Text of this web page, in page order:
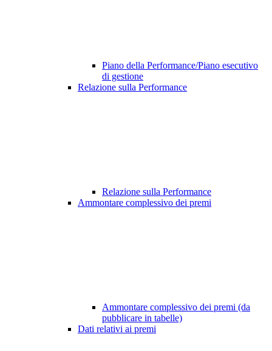
Piano della Performance/Piano esecutivo
di gestione
Relazione sulla Performance
Relazione sulla Performance
Ammontare complessivo dei premi
Ammontare complessivo dei premi (da
pubblicare in tabelle)
Dati relativi ai premi